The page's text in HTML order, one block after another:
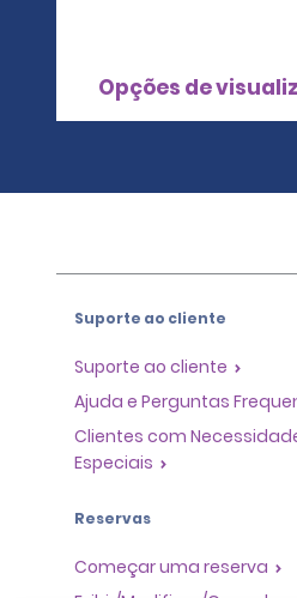
Opções de
Suporte ao cliente
Suporte ao cliente
Ajuda e Perguntas
Clientes com
Especiais
Reservas
Começar uma reserva